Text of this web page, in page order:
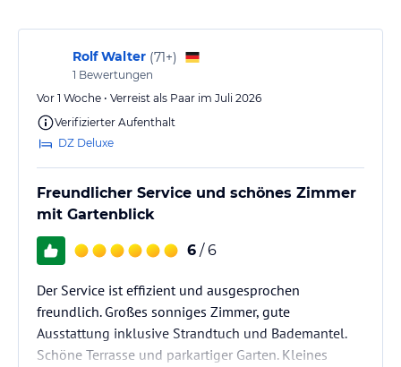
Rolf Walter (71+)
1 Bewertungen
Vor 1 Woche • Verreist als Paar im Juli 2026
Verifizierter Aufenthalt
DZ Deluxe
Freundlicher Service und schönes Zimmer
mit Gartenblick
6 / 6
Der Service ist effizient und ausgesprochen
freundlich. Großes sonniges Zimmer, gute
Ausstattung inklusive Strandtuch und Bademantel.
Schöne Terrasse und parkartiger Garten. Kleines